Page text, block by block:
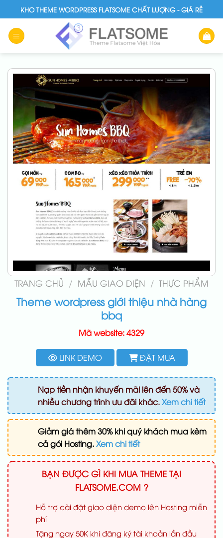
to
content
KHO THEME WORDPRESS FLATSOME CHẤT LƯỢNG - GIÁ RẺ
TRANG CHỦ / MẪU GIAO DIỆN / THỰC PHẨM
Theme wordpress giới thiệu nhà hàng
bbq
Mã website: 4329
LINK DEMO ĐẶT MUA
Nạp tiền nhận khuyến mãi lên đến 50% và
nhiều chương trình ưu đãi khác.Xem chi tiết
Giảm giá thêm 30% khi quý khách mua kèm
cả gói Hosting.Xem chi tiết
BẠN ĐƯỢC GÌ KHI MUA THEME TẠI
FLATSOME.COM ?
Hỗ trợ cài đặt giao diện demo lên Hosting miễn
phí
Tặng ngay 50K khi đăng ký tài khoản lần đầu